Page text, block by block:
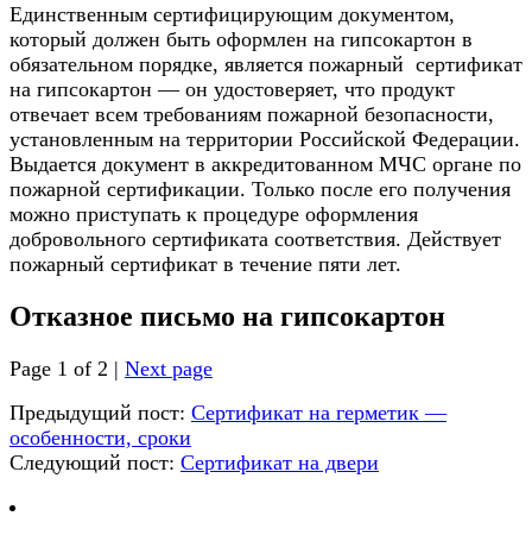
Единственным сертифицирующим документом,
который должен быть оформлен на гипсокартон в
обязательном порядке, является пожарный сертификат
на гипсокартон — он удостоверяет, что продукт
отвечает всем требованиям пожарной безопасности,
установленным на территории Российской Федерации.
Выдается документ в аккредитованном МЧС органе по
пожарной сертификации. Только после его получения
можно приступать к процедуре оформления
добровольного сертификата соответствия. Действует
пожарный сертификат в течение пяти лет.
Отказное письмо на гипсокартон
Page 1 of 2 | Next page
Предыдущий пост: Сертификат на герметик —
особенности, сроки
Следующий пост: Сертификат на двери